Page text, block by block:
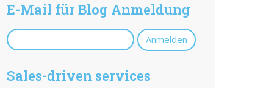
E-Mail für Blog Anmeldung
Sales-driven services